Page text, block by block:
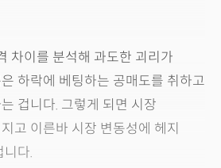
차이를 분석해 과도한 괴리가
하락에 베팅하는 공매도를 취하고
겁니다. 그렇게 되면 시장
고 이른바 시장 변동성에 헤지
니다.